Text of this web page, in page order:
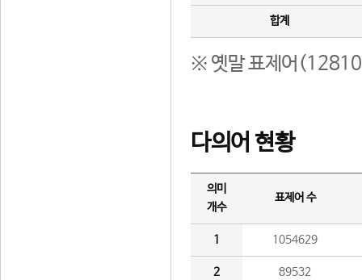
합계
※ 옛말 표제어(12810
다의어 현황
의미
개수
표제어 수
1 1054629
2 89532